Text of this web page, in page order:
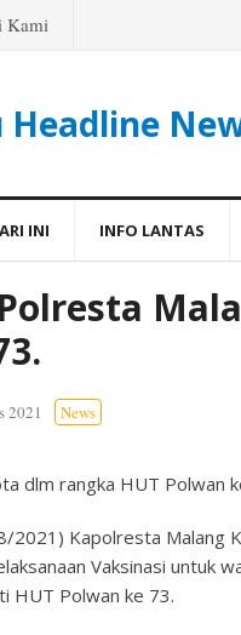
Kami
INI INFO LANTAS
2021 News
dlm rangka HUT Polwan
2021) Kapolresta Malang
Vaksinasi untuk
HUT Polwan ke 73.